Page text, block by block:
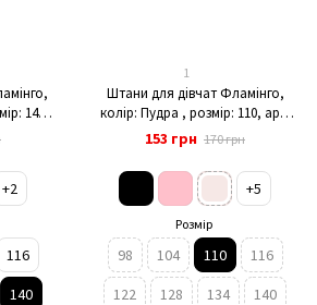
140,
+2
116
140
1
Штани для дівчат Фламінго,
колір: Пудра , розмір: 110, арт.
921-416
153 грн 170 грн
+5
Розмір
98 104 110
116
122
128 134
140